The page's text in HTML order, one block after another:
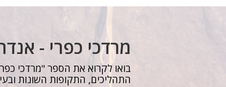
מרדכי כפרי -
בואו לקרוא את הספר "מרדכי
התהליכים, התקופות השונות